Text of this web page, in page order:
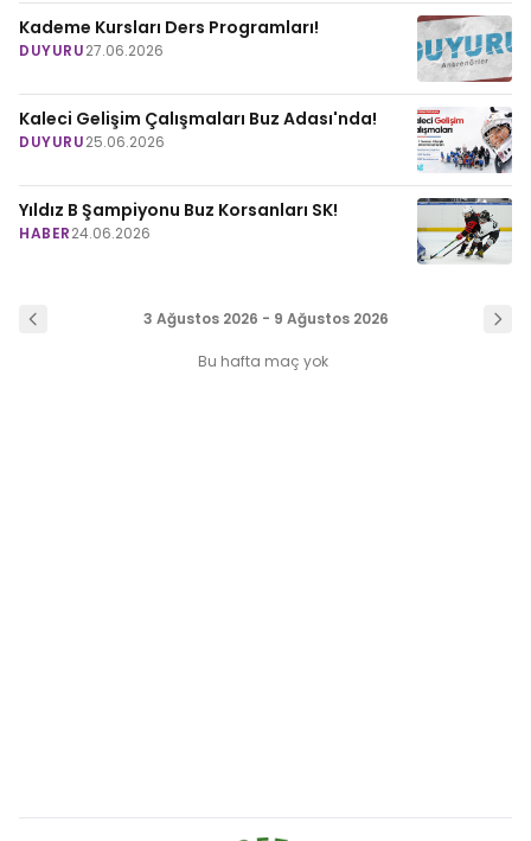
Kademe Kursları Ders Programları!
DUYURU27.06.2026
Kaleci Gelişim Çalışmaları Buz Adası'nda!
DUYURU25.06.2026
Yıldız B Şampiyonu Buz Korsanları SK!
HABER24.06.2026
3 Ağustos 2026 - 9 Ağustos 2026
Bu hafta maç yok